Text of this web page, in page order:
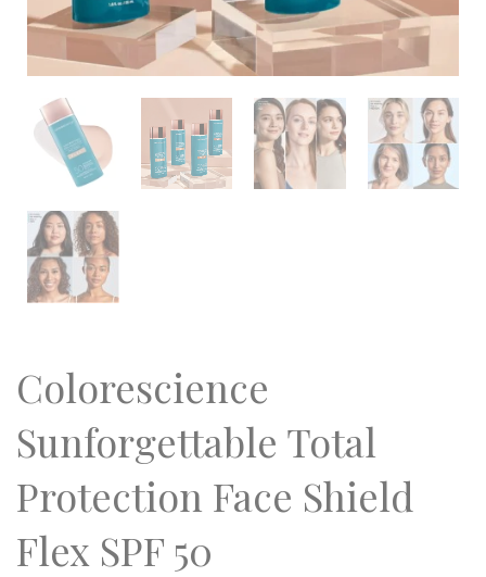
Colorescience
Sunforgettable Total
Protection Face Shield
Flex SPF 50